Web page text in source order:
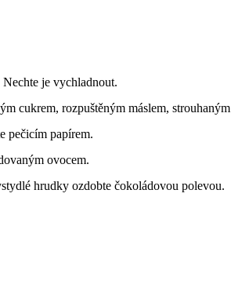
je vychladnout.
cukrem, rozpuštěným máslem,
pečicím papírem.
ovocem.
hrudky ozdobte čokoládovou polevou.